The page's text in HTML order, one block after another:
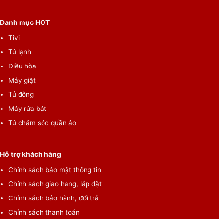
vào cửa tủ, khiến không gian để đồ được mở rộng hơn, vẫn có
với đường nước máy để làm đá và nước.
*Hình ảnh chỉ mang tính chất minh hoạ
Dung tích sử dụng lớn 494 lít, phù hợp cho gia đình
Danh mục HOT
Tivi
Tủ lạnh
Điều hòa
Máy giặt
Tủ đông
Máy rửa bát
Tủ chăm sóc quần áo
Hỗ trợ khách hàng
Chính sách bảo mật thông tin
Chính sách giao hàng, lắp đặt
Chính sách bảo hành, đổi trả
Chính sách thanh toán